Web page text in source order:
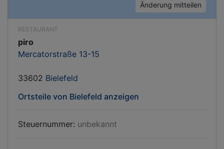
Änderung mitteilen
RESTAURANT
piro
Mercatorstraße 13-15
33602 Bielefeld
Ortsteile von Bielefeld anzeigen
Steuernummer: unbekannt